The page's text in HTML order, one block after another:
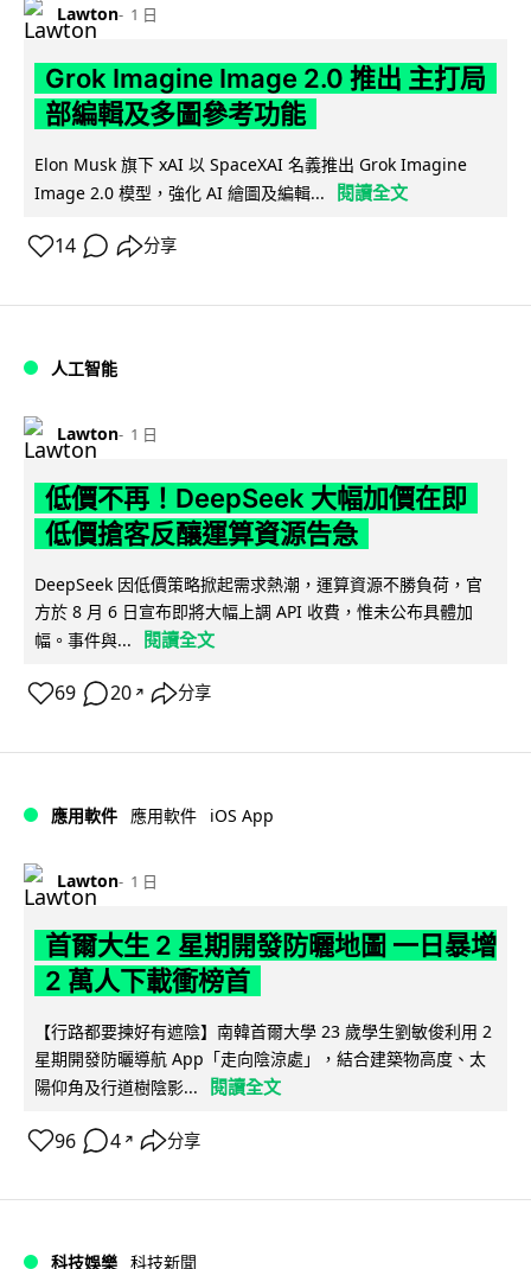
Lawton 1 日
Grok Imagine Image 2.0 推出 主打局
部編輯及多圖參考功能
Elon Musk 旗下 xAI 以 SpaceXAI 名義推出 Grok Imagine
Image 2.0 模型，強化 AI 繪圖及編輯...
閱讀全文
14 分享
人工智能
Lawton 1 日
低價不再！DeepSeek 大幅加價在即
低價搶客反釀運算資源告急
DeepSeek 因低價策略掀起需求熱潮，運算資源不勝負荷，官
方於 8 月 6 日宣布即將大幅上調 API 收費，惟未公布具體加
幅。事件與...
閱讀全文
69 20 ↗ 分享
應用軟件 應用軟件 iOS App
Lawton 1 日
首爾大生 2 星期開發防曬地圖 一日暴增
2 萬人下載衝榜首
【行路都要揀好有遮陰】南韓首爾大學 23 歲學生劉敏俊利用 2
星期開發防曬導航 App「走向陰涼處」，結合建築物高度、太
陽仰角及行道樹陰影...
閱讀全文
96 4 ↗ 分享
科技娛樂 科技新聞